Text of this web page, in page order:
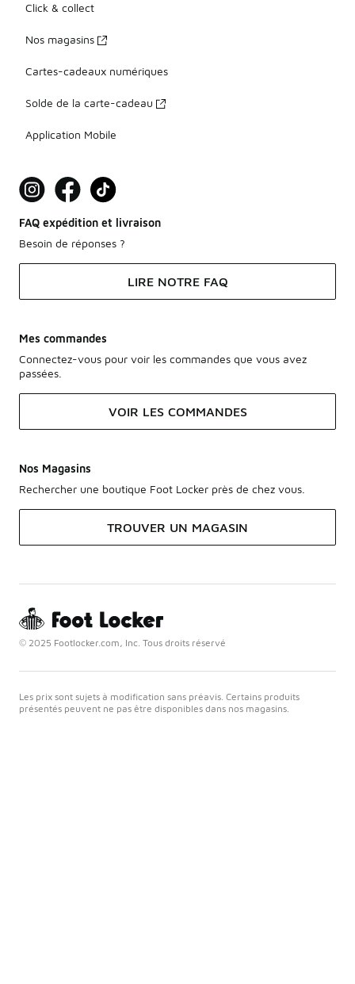
Click & collect
Nos magasins
Cartes-cadeaux numériques
Solde de la carte-cadeau
Application Mobile
FAQ expédition et livraison
Besoin de réponses ?
LIRE NOTRE FAQ
Mes commandes
Connectez-vous pour voir les commandes que vous avez
passées.
VOIR LES COMMANDES
Nos Magasins
Rechercher une boutique Foot Locker près de chez vous.
TROUVER UN MAGASIN
© 2025 Footlocker.com, Inc. Tous droits réservé
Les prix sont sujets à modification sans préavis. Certains produits
présentés peuvent ne pas être disponibles dans nos magasins.